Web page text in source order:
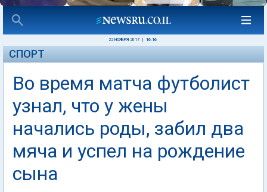
22 НОЯБРЯ 2017 16:16
СПОРТ
Во время матча футболист
узнал, что у жены
начались роды, забил два
мяча и успел на рождение
сына